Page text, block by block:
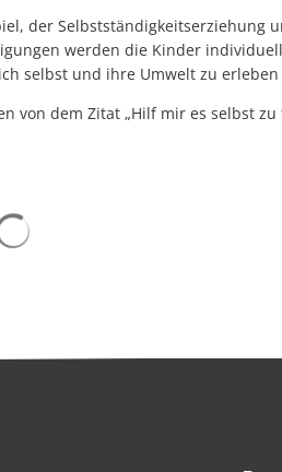
der Selbstständigkeitserziehung
werden die Kinder
selbst und ihre Umwelt zu
von dem Zitat „Hilf mir es selbst zu